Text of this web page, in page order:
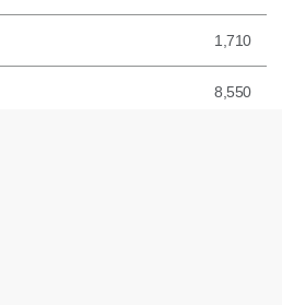
1,710
8,550